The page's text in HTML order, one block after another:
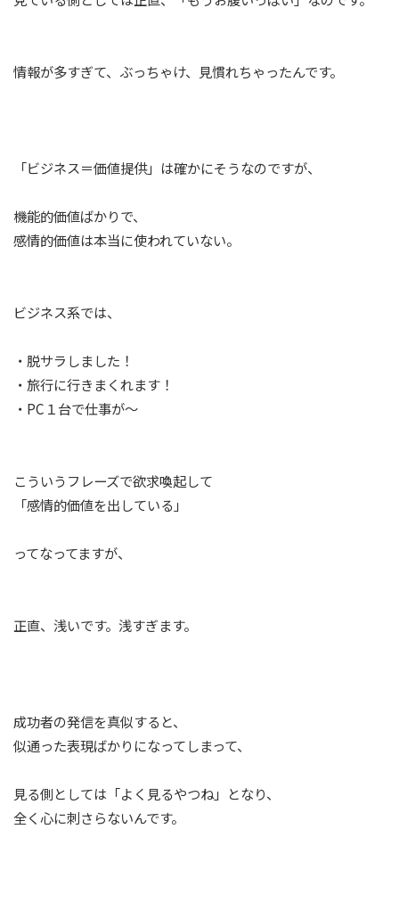
情報が多すぎて、ぶっちゃけ、見慣れちゃったんです。
「ビジネス＝価値提供」は確かにそうなのですが、
機能的価値ばかりで、
感情的価値は本当に使われていない。
ビジネス系では、
・脱サラしました！
・旅行に行きまくれます！
・PC１台で仕事が〜
こういうフレーズで欲求喚起して
「感情的価値を出している」
ってなってますが、
正直、浅いです。浅すぎます。
成功者の発信を真似すると、
似通った表現ばかりになってしまって、
見る側としては「よく見るやつね」となり、
全く心に刺さらないんです。